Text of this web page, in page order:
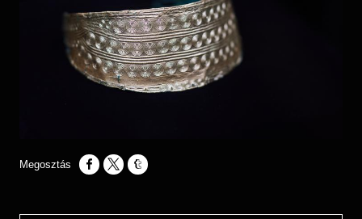
Opens in a new window
Opens in a new window
Opens in a new window